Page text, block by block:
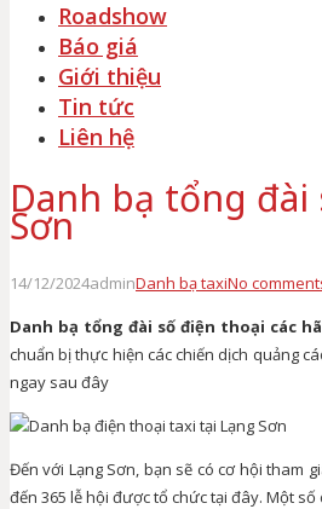
Roadshow
Báo giá
Giới thiệu
Tin tức
Liên hệ
Danh bạ tổng
Sơn
14/12/2024adminDanh bạ taxiNo
Danh bạ tổng đài số điện thoại các
chuẩn bị thực hiện các chiến dịch quảng
ngay sau đây
Đến với Lạng Sơn, bạn sẽ có cơ hội tham
đến 365 lễ hội được tổ chức tại đây. Một